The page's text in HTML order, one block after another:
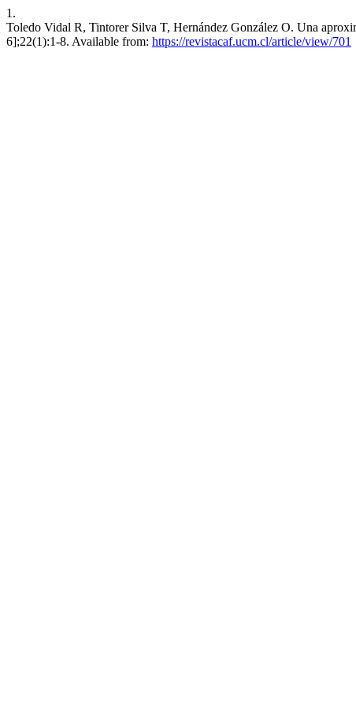
1.
Toledo Vidal R, Tintorer Silva T, Hernández González O. Una
6];22(1):1-8. Available from: https://revistacaf.ucm.cl/article/view/701